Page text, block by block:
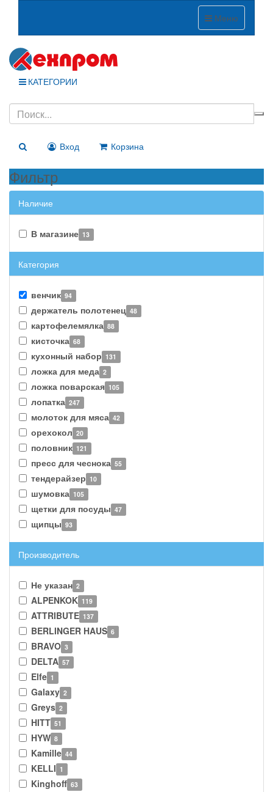
Меню
КАТЕГОРИИ
Вход Корзина
Фильтр
Наличие
В магазине 13
Категория
венчик 94
держатель полотенец 48
картофелемялка 88
кисточка 68
кухонный набор 131
ложка для меда 2
ложка поварская 105
лопатка 247
молоток для мяса 42
орехокол 20
половник 121
пресс для чеснока 55
тендерайзер 10
шумовка 105
щетки для посуды 47
щипцы 93
Производитель
Не указан 2
ALPENKOK 119
ATTRIBUTE 137
BERLINGER HAUS 6
BRAVO 3
DELTA 57
Elfe 1
Galaxy 2
Greys 2
HITT 51
HYW 8
Kamille 44
KELLI 1
Kinghoff 63